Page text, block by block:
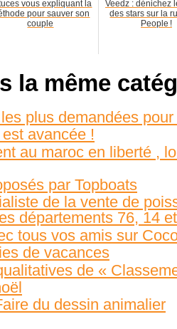
vous expliquant la
pour sauver son
couple
Veedz : dénichez
des stars sur la
People !
la même
plus demandées pour
avancée !
au maroc en liberté ,
par Topboats
de la vente de
départements 76, 14
tous vos amis sur
de vacances
de «
du dessin animalier